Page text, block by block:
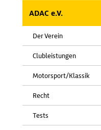
ADAC e.V.
Der Verein
Clubleistungen
Motorsport/Klassik
Recht
Tests